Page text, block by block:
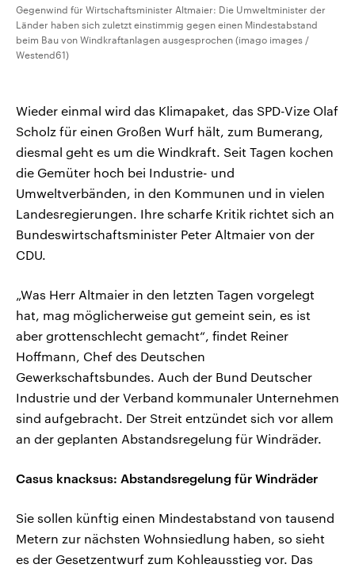
Gegenwind für Wirtschaftsminister Altmaier: Die Umweltminister der
Länder haben sich zuletzt einstimmig gegen einen Mindestabstand
beim Bau von Windkraftanlagen ausgesprochen (imago images /
Westend61)
Wieder einmal wird das Klimapaket, das SPD-Vize Olaf
Scholz für einen Großen Wurf hält, zum Bumerang,
diesmal geht es um die Windkraft. Seit Tagen kochen
die Gemüter hoch bei Industrie- und
Umweltverbänden, in den Kommunen und in vielen
Landesregierungen. Ihre scharfe Kritik richtet sich an
Bundeswirtschaftsminister Peter Altmaier von der
CDU.
„Was Herr Altmaier in den letzten Tagen vorgelegt
hat, mag möglicherweise gut gemeint sein, es ist
aber grottenschlecht gemacht“, findet Reiner
Hoffmann, Chef des Deutschen
Gewerkschaftsbundes. Auch der Bund Deutscher
Industrie und der Verband kommunaler Unternehmen
sind aufgebracht. Der Streit entzündet sich vor allem
an der geplanten Abstandsregelung für Windräder.
Casus knacksus: Abstandsregelung für Windräder
Sie sollen künftig einen Mindestabstand von tausend
Metern zur nächsten Wohnsiedlung haben, so sieht
es der Gesetzentwurf zum Kohleausstieg vor. Das